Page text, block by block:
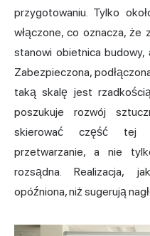
przygotowaniu. Tylko
włączone, co oznacza,
stanowi obietnica budowy,
Zabezpieczona,
taką skalę jest
poszukuje rozwój
skierować część tej
przetwarzanie, a nie
rozsądna. Realizacja,
opóźniona, niż sugerują